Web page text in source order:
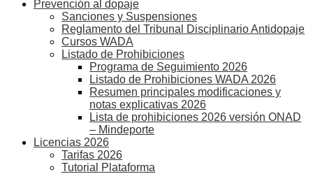
Prevención al dopaje
Sanciones y Suspensiones
Reglamento del Tribunal Disciplinario Antidopaje
Cursos WADA
Listado de Prohibiciones
Programa de Seguimiento 2026
Listado de Prohibiciones WADA 2026
Resumen principales modificaciones y
notas explicativas 2026
Lista de prohibiciones 2026 versión ONAD
– Mindeporte
Licencias 2026
Tarifas 2026
Tutorial Plataforma